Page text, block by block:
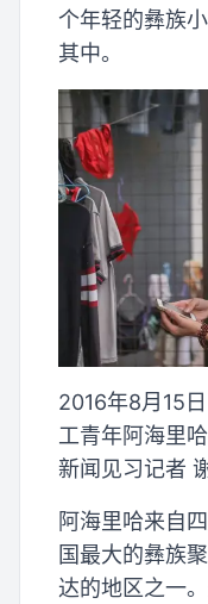
个年轻的彝族
其中。
2016年8月15
工青年阿海里
新闻见习记者
阿海里哈来自
国最大的彝族
达的地区之一